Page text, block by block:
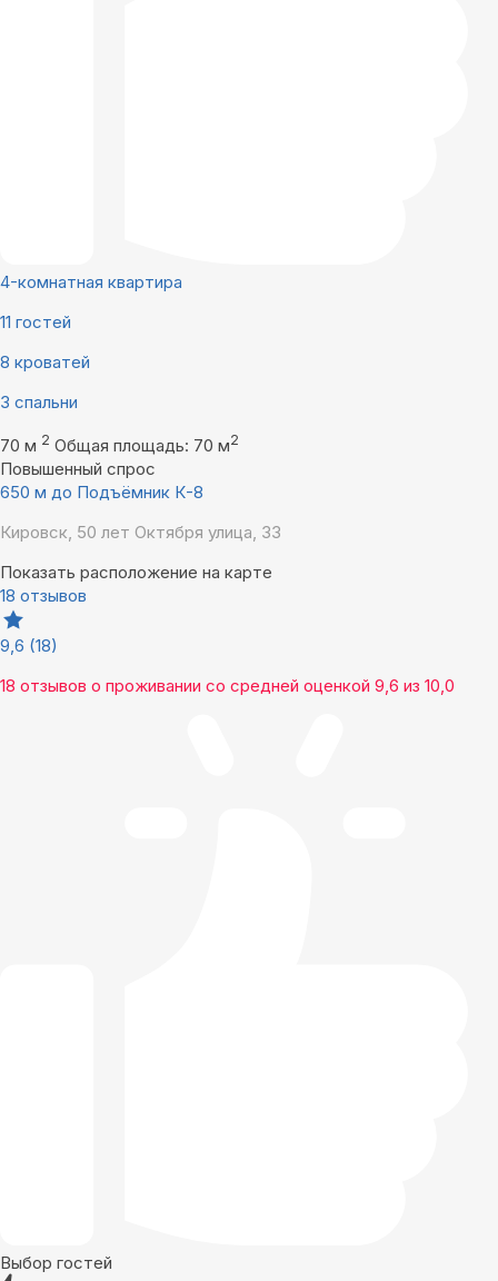
4-комнатная квартира
11 гостей
8 кроватей
3 спальни
70 м 2 Общая площадь: 70 м2
Повышенный спрос
650 м до Подъёмник К-8
Кировск, 50 лет Октября улица, 33
Показать расположение на карте
18 отзывов
9,6 (18)
18 отзывов о проживании со средней оценкой 9,6 из 10,0
Выбор гостей